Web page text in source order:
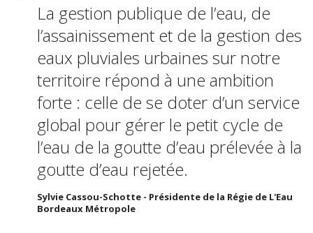
La gestion publique de l’eau, de
l’assainissement et de la gestion des
eaux pluviales urbaines sur notre
territoire répond à une ambition
forte : celle de se doter d’un service
global pour gérer le petit cycle de
l’eau de la goutte d’eau prélevée à la
goutte d’eau rejetée.
Sylvie Cassou-Schotte - Présidente de la Régie de L'Eau
Bordeaux Métropole